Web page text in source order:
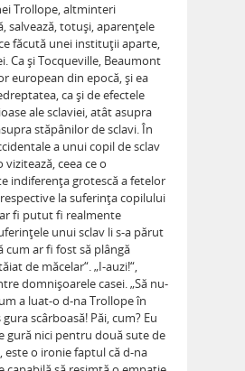
Trollope, altminteri
salvează, totuşi, aparenţele
făcută unei instituţii aparte,
Ca şi Tocqueville, Beaumont
european din epocă, şi ea
ca şi de efectele
ale sclaviei, atât asupra
stăpânilor de sclavi. În
a unui copil de sclav
vizitează, ceea ce o
indiferenţa grotescă a fetelor
la suferinţa copilului
ar fi putut fi realmente
unui sclav li s-a părut
cum ar fi fost să plângă
de măcelar“. „I-auzi!“,
domnişoarele casei. „Să nu-
a luat-o d-na Trollope în
scârboasă! Păi, cum? Eu
gură nici pentru două sute de
este o ironie faptul că d-na